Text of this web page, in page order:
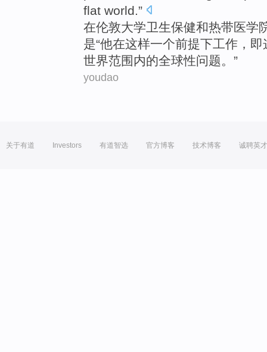
flat world.”
在伦敦大学卫生保健和热带医学
是“他在这样一个前提下工作 ， 即
世界范围内的全球性问题。”
youdao
关于有道 Investors 有道智选 官方博客 技术博客 诚聘英才